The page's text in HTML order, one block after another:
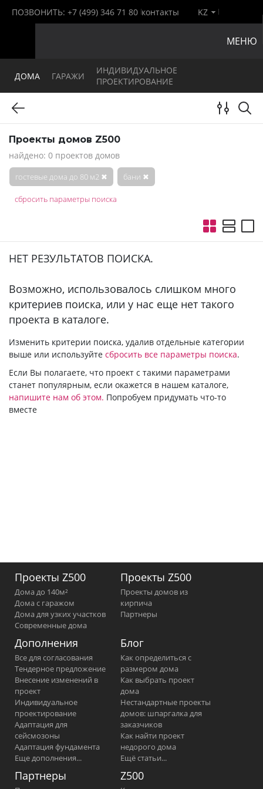
ПОЗВОНИТЬ: +7 (499) 346 71 80 контакты KZ
МЕНЮ
ДОМА ГАРАЖИ
ИНДИВИДУАЛЬНОЕ
ПРОЕКТИРОВАНИЕ
Проекты домов Z500
найдено: 0 проектов домов
гостевые дома до 80 м2 ✖ бани ✖
сбросить параметры поиска
НЕТ РЕЗУЛЬТАТОВ ПОИСКА.
Bозможно, использовалось слишком много
критериев поиска, или у нас еще нет такого
проекта в каталоге.
Изменить критерии поиска, удалив отдельные категории
выше или используйте сбросить все параметры поиска.
Если Вы полагаете, что проект с такими параметрами
станет популярным, если окажется в нашем каталоге,
напишите нам об этом. Попробуем придумать что-то
вместе
Проекты Z500
Дома до 140м²
Дома с гаражом
Дома для узких участков
Современные дома
Проекты Z500
Проекты домов из
кирпича
Партнеры
Дополнения
Все для согласования
Тендерное предложение
Внесение изменений в
проект
Индивидуальное
проектирование
Адаптация для
сейсмозоны
Адаптация фундамента
Еще дополнения...
Блог
Как определиться с
размером дома
Как выбрать проект
дома
Нестандартные проекты
домов: шпаргалка для
заказчиков
Как найти проект
недорого дома
Ещё статьи...
Партнеры Z500